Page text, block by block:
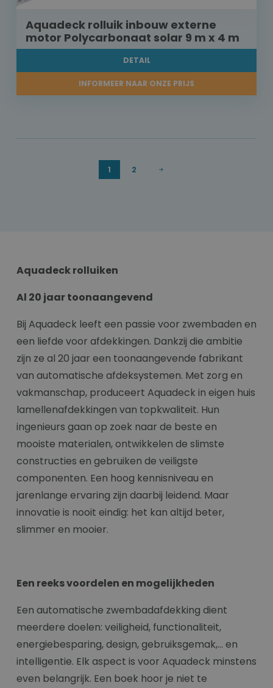
Aquadeck rolluik inbouw externe
motor Polycarbonaat solar 9 m x 4 m
DETAIL
INFORMEER NAAR ONZE PRIJS
1 2
Aquadeck rolluiken
Al 20 jaar toonaangevend
Bij Aquadeck leeft een passie voor zwembaden en
een liefde voor afdekkingen. Dankzij die ambitie
zijn ze al 20 jaar een toonaangevende fabrikant
van automatische afdeksystemen. Met zorg en
vakmanschap, produceert Aquadeck in eigen huis
lamellenafdekkingen van topkwaliteit. Hun
ingenieurs gaan op zoek naar de beste en
mooiste materialen, ontwikkelen de slimste
constructies en gebruiken de veiligste
componenten. Een hoog kennisniveau en
jarenlange ervaring zijn daarbij leidend. Maar
innovatie is nooit eindig: het kan altijd beter,
slimmer en mooier.
Een reeks voordelen en mogelijkheden
Een automatische zwembadafdekking dient
meerdere doelen: veiligheid, functionaliteit,
energiebesparing, design, gebruiksgemak,... en
intelligentie. Elk aspect is voor Aquadeck minstens
even belangrijk. Een boek hoor je niet te